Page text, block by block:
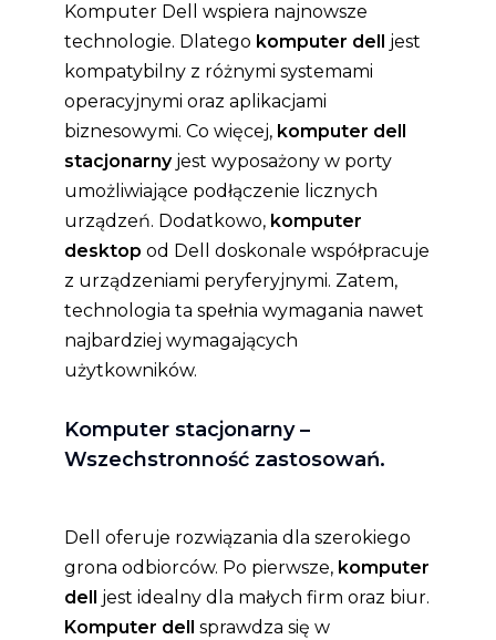
Komputer Dell wspiera najnowsze
technologie. Dlatego komputer dell
jest
kompatybilny z różnymi systemami
operacyjnymi oraz aplikacjami
biznesowymi. Co więcej, komputer dell
stacjonarnyjest wyposażony w porty
umożliwiające podłączenie licznych
urządzeń. Dodatkowo, komputer
desktop od Dell doskonale współpracuje
z urządzeniami peryferyjnymi. Zatem,
technologia ta spełnia wymagania nawet
najbardziej wymagających
użytkowników.
Komputer stacjonarny –
Wszechstronność zastosowań.
Dell oferuje rozwiązania dla szerokiego
grona odbiorców. Po pierwsze, komputer
dell
jest idealny dla małych firm oraz biur.
Komputer dell
sprawdza się w